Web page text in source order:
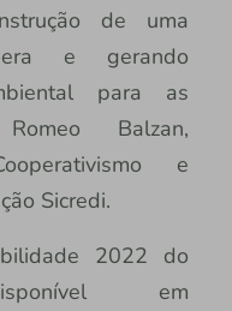
de uma
e gerando
para as
Balzan,
e
Sicredi.
2022 do
em